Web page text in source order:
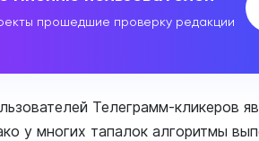
прошедшие проверку редакции
Телеграмм-кликеров
у многих тапалок алгоритмы